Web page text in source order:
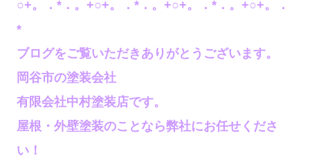
○+。．*．。+○+。．*．。+○+。．*．。+○+。．
*
ブログをご覧いただきありがとうございます。
岡谷市の塗装会社
有限会社中村塗装店です。
屋根・外壁塗装のことなら弊社にお任せくださ
い！